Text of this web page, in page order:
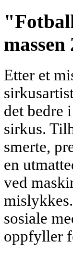
massen
Etter et
det bedre
sirkus.
smerte,
en
ved
sosiale
oppfyller